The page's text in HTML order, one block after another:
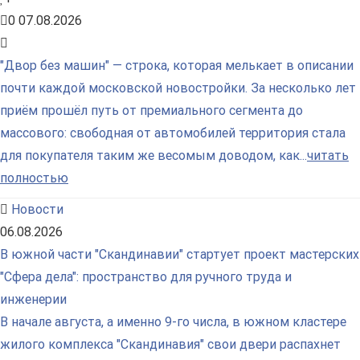
0 07.08.2026
"Двор без машин" — строка, которая мелькает в описании
почти каждой московской новостройки. За несколько лет
приём прошёл путь от премиального сегмента до
массового: свободная от автомобилей территория стала
для покупателя таким же весомым доводом, как...читать
полностью
Новости
06.08.2026
В южной части "Скандинавии" стартует проект мастерских
"Сфера дела": пространство для ручного труда и
инженерии
В начале августа, а именно 9-го числа, в южном кластере
жилого комплекса "Скандинавия" свои двери распахнет